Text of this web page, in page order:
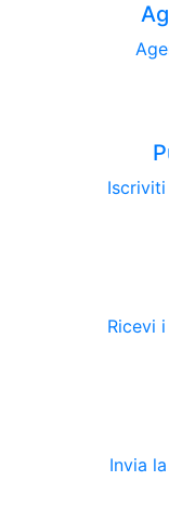
Ricevi
Invia